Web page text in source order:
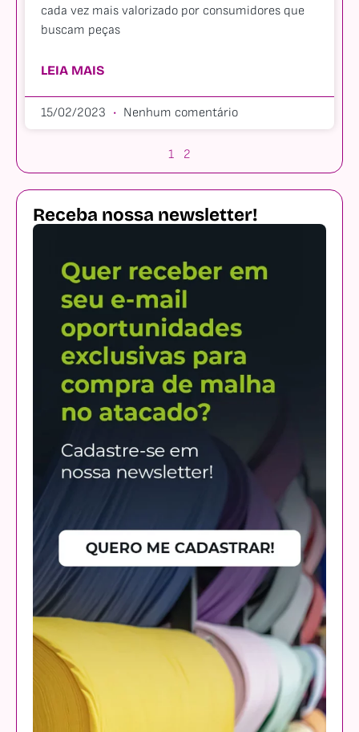
cada vez mais valorizado por consumidores que
buscam peças
LEIA MAIS
15/02/2023 Nenhum comentário
1 2
Receba nossa newsletter!